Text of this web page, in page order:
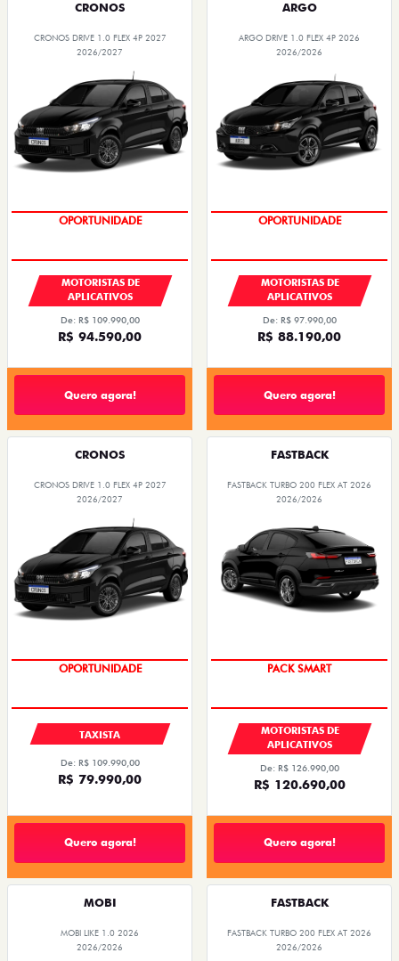
CRONOS
CRONOS DRIVE 1.0 FLEX 4P 2027
2026/2027
OPORTUNIDADE
MOTORISTAS DE
APLICATIVOS
De: R$ 109.990,00
R$ 94.590,00
Quero agora!
ARGO
ARGO DRIVE 1.0 FLEX 4P 2026
2026/2026
OPORTUNIDADE
MOTORISTAS DE
APLICATIVOS
De: R$ 97.990,00
R$ 88.190,00
Quero agora!
CRONOS
CRONOS DRIVE 1.0 FLEX 4P 2027
2026/2027
OPORTUNIDADE
TAXISTA
De: R$ 109.990,00
R$ 79.990,00
Quero agora!
FASTBACK
FASTBACK TURBO 200 FLEX AT 2026
2026/2026
PACK SMART
MOTORISTAS DE
APLICATIVOS
De: R$ 126.990,00
R$ 120.690,00
Quero agora!
MOBI
MOBI LIKE 1.0 2026
2026/2026
FASTBACK
FASTBACK TURBO 200 FLEX AT 2026
2026/2026